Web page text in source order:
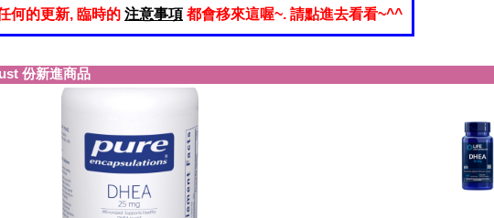
何的更新, 臨時的 注意事項 都會移來這喔~. 請點進去看看~^^
份新進商品